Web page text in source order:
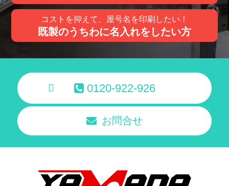
コストを抑えて、屋号名を印刷したい！
既製のうちわに名入れをしたい方
0120-922-926
お問合せ